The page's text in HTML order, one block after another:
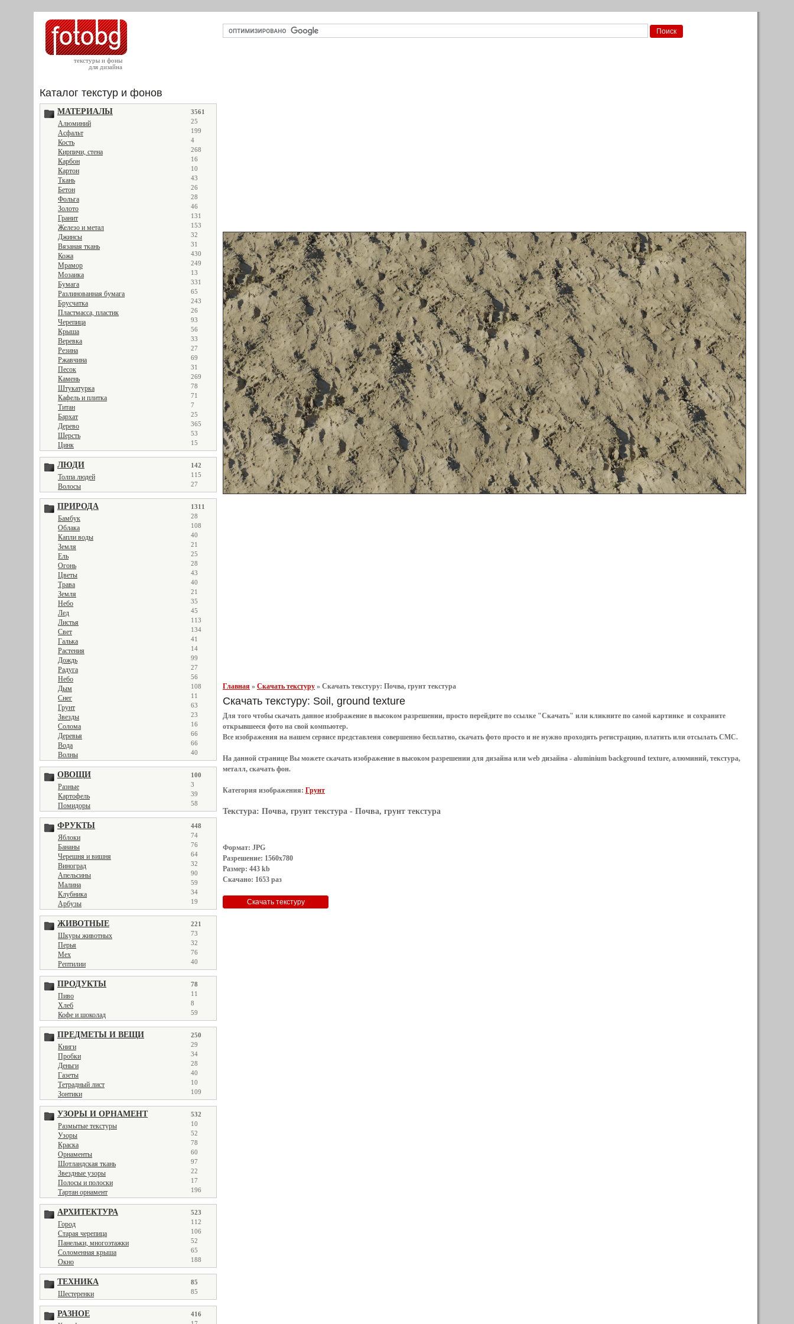
текстуры и фоны
для дизайна
Каталог текстур и фонов
МАТЕРИАЛЫ 3561
Алюминий 25
Асфальт 199
Кость 4
Кирпичи, стена 268
Карбон 16
Картон 10
Ткань 43
Бетон 26
Фольга 28
Золото 46
Гранит 131
Железо и метал 153
Джинсы 32
Вязаная ткань 31
Кожа 430
Мрамор 249
Мозаика 13
Бумага 331
Разлинованная бумага 65
Брусчатка 243
Пластмасса, пластик 26
Черепица 93
Крыша 56
Веревка 33
Резина 27
Ржавчина 69
Песок 31
Камень 269
Штукатурка 78
Кафель и плитка 71
Титан 7
Бархат 25
Дерево 365
Шерсть 53
Цинк 15
ЛЮДИ 142
Толпа людей 115
Волосы 27
ПРИРОДА 1311
Бамбук 28
Облака 108
Капли воды 40
Земля 21
Ель 25
Огонь 28
Цветы 43
Трава 40
Земля 21
Небо 35
Лед 45
Листья 113
Свет 134
Галька 41
Растения 14
Дождь 99
Радуга 27
Небо 56
Дым 108
Снег 11
Грунт 63
Звезды 23
Солома 16
Деревья 66
Вода 66
Волны 40
ОВОЩИ 100
Разные 3
Картофель 39
Помидоры 58
ФРУКТЫ 448
Яблоки 74
Бананы 76
Черешня и вишня 64
Виноград 32
Апельсины 90
Малина 59
Клубника 34
Арбузы 19
ЖИВОТНЫЕ 221
Шкуры животных 73
Перья 32
Мех 76
Рептилии 40
ПРОДУКТЫ 78
Пиво 11
Хлеб 8
Кофе и шоколад 59
ПРЕДМЕТЫ И ВЕЩИ 250
Книги 29
Пробки 34
Деньги 28
Газеты 40
Тетрадный лист 10
Зонтики 109
УЗОРЫ И ОРНАМЕНТ 532
Размытые текстуры 10
Узоры 52
Краска 78
Орнаменты 60
Шотландская ткань 97
Звездные узоры 22
Полосы и полоски 17
Тартан орнамент 196
АРХИТЕКТУРА 523
Город 112
Старая черепица 106
Панельки, многоэтажки 52
Соломенная крыша 65
Окно 188
ТЕХНИКА 85
Шестеренки 85
РАЗНОЕ 416
Главная » Скачать текстуру » Скачать текстуру: Почва, грунт текстура
Скачать текстуру: Soil, ground texture
Для того чтобы скачать данное изображение в высоком разрешении, просто перейдите по ссылке "Скачать" или кликните по самой картинке и сохраните
открывшееся фото на свой компьютер.
Все изображения на нашем сервисе представленя совершенно бесплатно, скачать фото просто и не нужно проходить регистрацию, платить или отсылать СМС.
На данной странице Вы можете скачать изображение в высоком разрешении для дизайна или web дизайна - aluminium background texture, алюминий, текстура,
металл, скачать фон.
Категория изображения: Грунт
Текстура: Почва, грунт текстура - Почва, грунт текстура
Формат: JPG
Разрешение: 1560x780
Размер: 443 kb
Скачано: 1653 раз